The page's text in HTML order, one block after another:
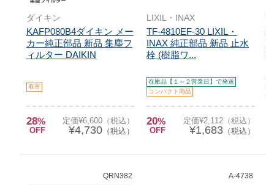
ダイキン
KAFP080B4ダイキン メー
カー純正部品 新品 集塵フ
ィルター DAIKIN
取寄
28%
OFF
定価¥6,600（税込）
¥4,730 （税込）
LIXIL・INAX
TF-4810EF-30 LIXIL・
INAX 純正部品 新品 止水
栓 (樹脂ワ...
在庫品【１～２営業日】で発送
コンパクト商品
20%
OFF
定価¥2,112（税込）
¥1,683（税込）
QRN382 A-4738